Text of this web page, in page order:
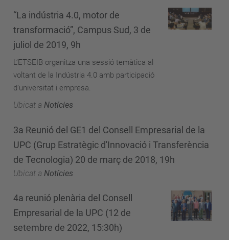
“La indústria 4.0, motor de
transformació”, Campus Sud, 3 de
juliol de 2019, 9h
L’ETSEIB organitza una sessió temàtica al
voltant de la Indústria 4.0 amb participació
d’universitat i empresa.
Ubicat a Notícies
3a Reunió del GE1 del Consell Empresarial de la
UPC (Grup Estratègic d'Innovació i Transferència
de Tecnologia) 20 de març de 2018, 19h
Ubicat a Notícies
4a reunió plenària del Consell
Empresarial de la UPC (12 de
setembre de 2022, 15:30h)